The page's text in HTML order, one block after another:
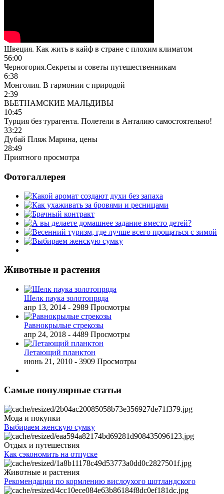
Швеция. Как жить в кайф в стране с плохим климатом
56:00
Черногория.Секреты и советы путешественникам
6:38
Монголия. В гармонии с природой
2:39
ВЬЕТНАМСКИЕ МАЛЬДИВЫ
10:45
Турция без турагента. Полетели в Анталию самостоятельно!
33:22
Дубай Пляж Марина, цены
28:49
Приятного просмотра
Фотогаллерея
Животные и растения
Шелк паука золотопряда
апр 13, 2014 - 2989 Просмотры
Равнокрылые стрекозы
апр 24, 2018 - 4489 Просмотры
Летающий планктон
июнь 21, 2010 - 3909 Просмотры
Самые популярные статьи
Мода и покупки
Выбираем женскую сумку
Отдых и путешествия
Как сэкономить на отпуске
Животные и растения
Рекомендации по кормлению вислоухого шотландского